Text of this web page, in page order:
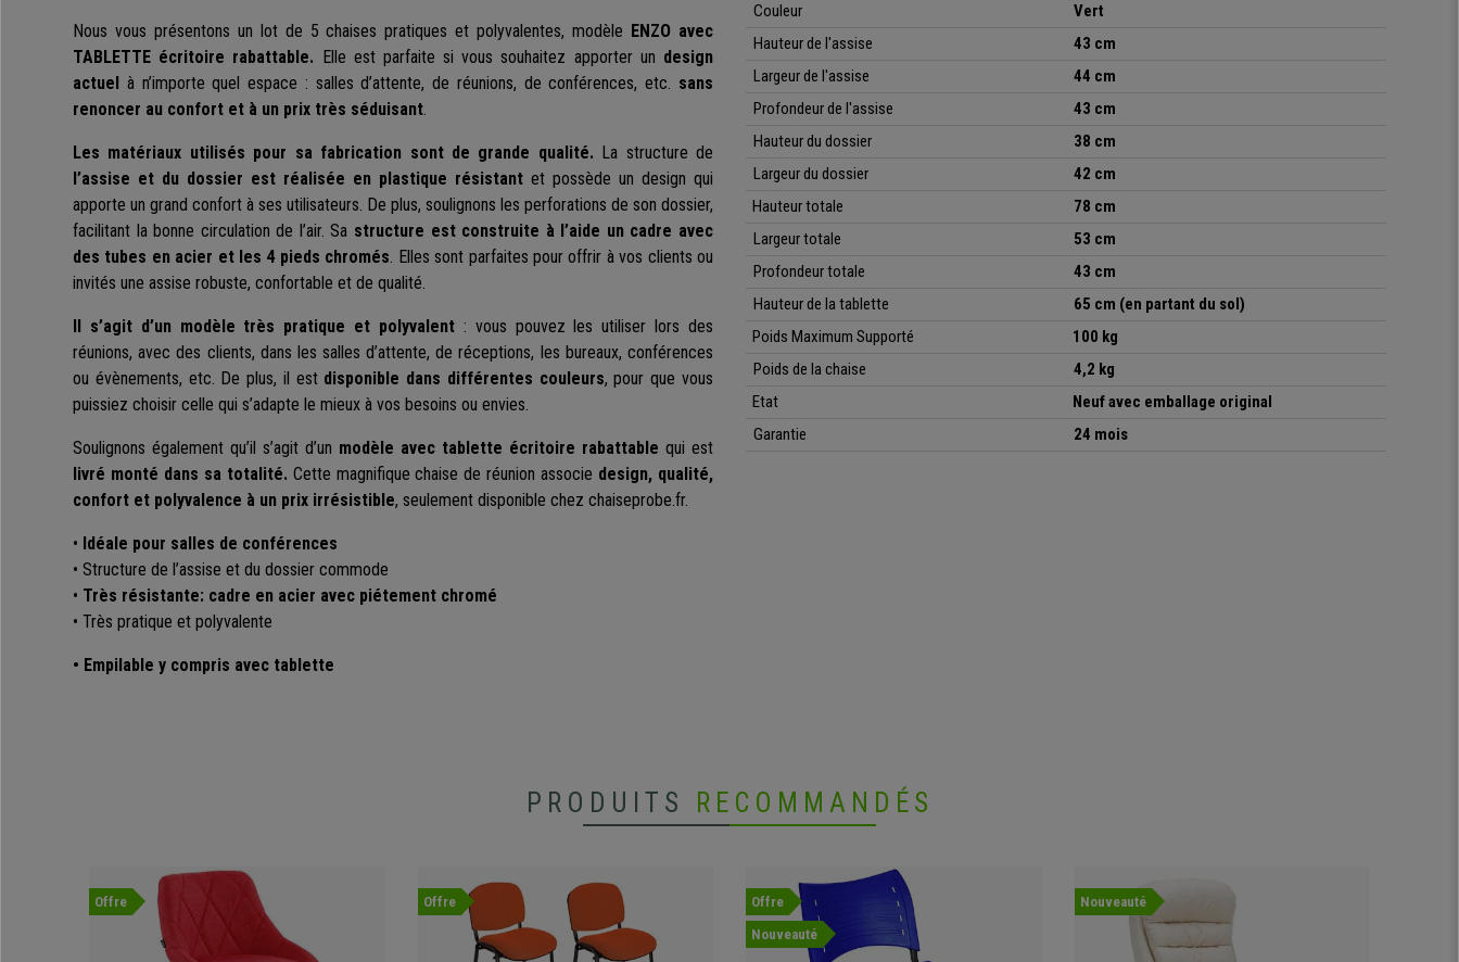
Nous vous présentons un lot de 5 chaises pratiques et polyvalentes, modèle ENZO avec
TABLETTE écritoire rabattable. Elle est parfaite si vous souhaitez apporter un design
actuel à n’importe quel espace : salles d’attente, de réunions, de conférences, etc. sans
renoncer au confort et à un prix très séduisant.
Les matériaux utilisés pour sa fabrication sont de grande qualité. La structure de
l’assise et du dossier est réalisée en plastique résistant et possède un design qui
apporte un grand confort à ses utilisateurs. De plus, soulignons les perforations de son dossier,
facilitant la bonne circulation de l’air. Sa structure est construite à l’aide un cadre avec
des tubes en acier et les 4 pieds chromés. Elles sont parfaites pour offrir à vos clients ou
invités une assise robuste, confortable et de qualité.
Il s’agit d’un modèle très pratique et polyvalent : vous pouvez les utiliser lors des
réunions, avec des clients, dans les salles d’attente, de réceptions, les bureaux, conférences
ou évènements, etc. De plus, il est disponible dans différentes couleurs, pour que vous
puissiez choisir celle qui s’adapte le mieux à vos besoins ou envies.
Soulignons également qu’il s’agit d’un modèle avec tablette écritoire rabattable qui est
livré monté dans sa totalité. Cette magnifique chaise de réunion associe design, qualité,
confort et polyvalence à un prix irrésistible, seulement disponible chez chaiseprobe.fr.
• Idéale pour salles de conférences
• Structure de l’assise et du dossier commode
• Très résistante: cadre en acier avec piétement chromé
• Très pratique et polyvalente
• Empilable y compris avec tablette
Couleur
Vert
Hauteur de l'assise
43 cm
Largeur de l'assise
44 cm
Profondeur de l'assise
43 cm
Hauteurdu dossier
38 cm
Largeur du dossier
42 cm
Hauteurtotale
78 cm
Largeur totale
53 cm
Profondeurtotale
43 cm
Hauteur de la tablette
65 cm (en partant du sol)
Poids Maximum Supporté
100 kg
Poids de la chaise
4,2 kg
Etat
Neuf avec emballage original
Garantie
24 mois
PRODUITS RECOMMANDÉS
Offre Offre
Offre
Nouveauté
Nouveauté